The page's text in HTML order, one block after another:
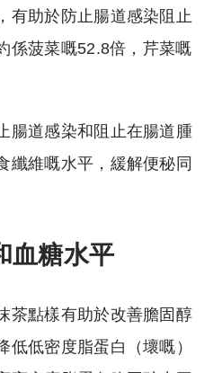
有助於防止腸道感染阻止
係菠菜嘅52.8倍，芹菜嘅
腸道感染和阻止在腸道腫
纖維嘅水平，緩解便秘同
血糖水平
茶點樣有助於改善膽固醇
低低密度脂蛋白（壞嘅）